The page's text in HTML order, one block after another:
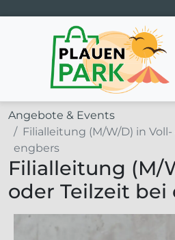
Hauptnavigation
Angebote & Events
Filialleitung (M/W/D) in
engbers
Filialleitung (M/
oder Teilzeit bei